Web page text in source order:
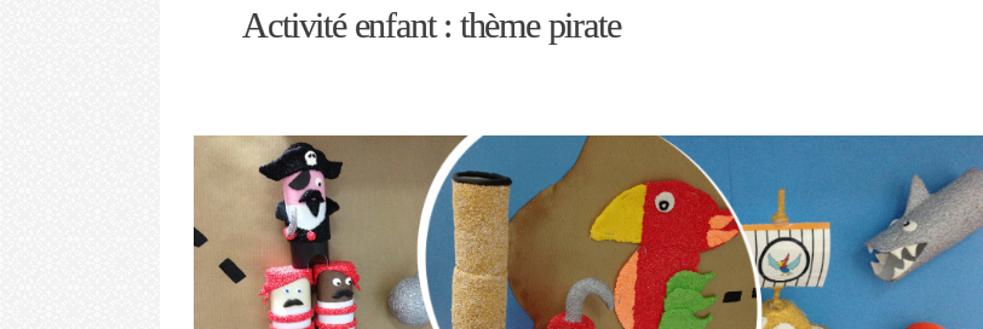
Activité enfant : thème pirate